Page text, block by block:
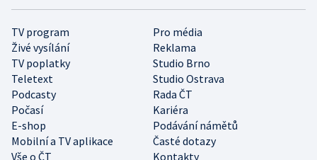
TV program
Pro média
Živé vysílání
Reklama
TV poplatky
Studio Brno
Teletext
Studio Ostrava
Podcasty
Rada ČT
Počasí
Kariéra
E-shop
Podávání námětů
Mobilní a TV aplikace
Časté dotazy
Vše o ČT
Kontakty